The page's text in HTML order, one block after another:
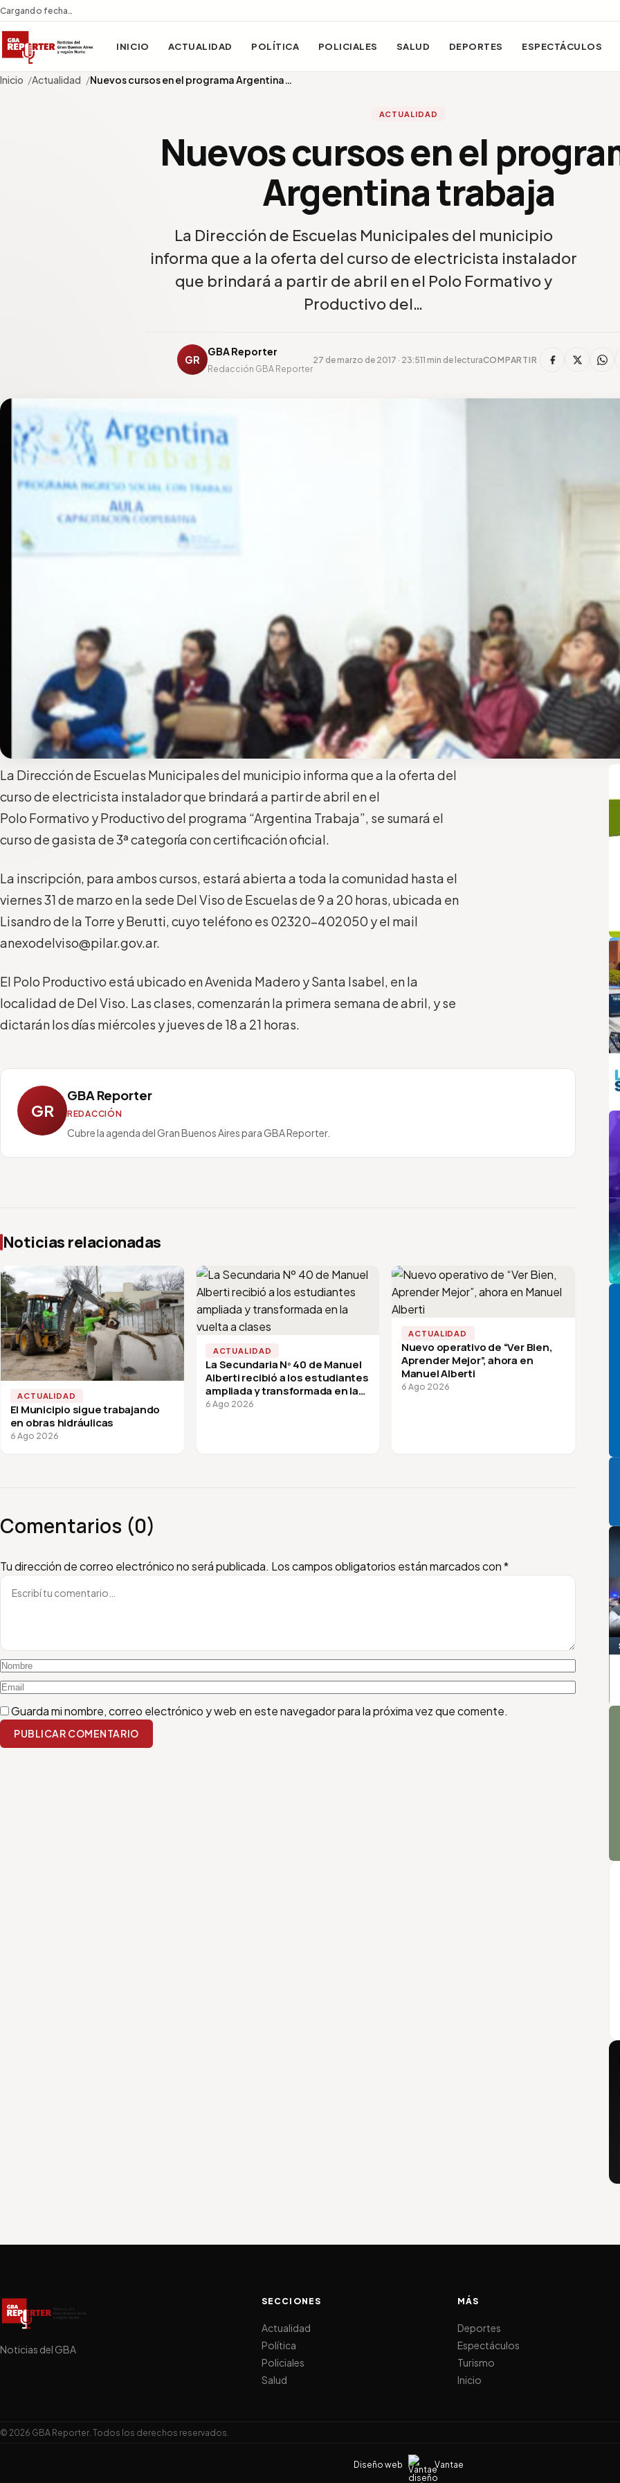
Cargando fecha…
INICIO ACTUALIDAD POLÍTICA POLICIALES SALUD DEPORTES ESPECTÁCULOS
Inicio Actualidad Nuevos cursos en el programa Argentina…
ACTUALIDAD
Nuevos cursos en el
Argentina trabaja
La Dirección de Escuelas Municipales del municipio
informa que a la oferta del curso de electricista instalador
que brindará a partir de abril en el Polo Formativo y
Productivo del…
GR
GBA Reporter
Redacción GBA Reporter
27 de marzo de 2017 · 23:511 min de lecturaCOMPARTIR
La Dirección de Escuelas Municipales del municipio informa que a la oferta del
curso de electricista instalador que brindará a partir de abril en el
Polo Formativo y Productivo del programa “Argentina Trabaja”, se sumará el
curso de gasista de 3ª categoría con certificación oficial.
La inscripción, para ambos cursos, estará abierta a toda la comunidad hasta el
viernes 31 de marzo en la sede Del Viso de Escuelas de 9 a 20 horas, ubicada en
Lisandro de la Torre y Berutti, cuyo teléfono es 02320-402050 y el mail
anexodelviso@pilar.gov.ar.
El Polo Productivo está ubicado en Avenida Madero y Santa Isabel, en la
localidad de Del Viso. Las clases, comenzarán la primera semana de abril, y se
dictarán los días miércoles y jueves de 18 a 21 horas.
GR
GBA Reporter
REDACCIÓN
Cubre la agenda del Gran Buenos Aires para GBA Reporter.
Noticias relacionadas
ACTUALIDAD
El Municipio sigue trabajando
en obras hidráulicas
6 Ago 2026
ACTUALIDAD
La Secundaria Nº 40 de Manuel
Alberti recibió a los estudiantes
ampliada y transformada en la
vuelta a clases
6 Ago 2026
ACTUALIDAD
Nuevo operativo de “Ver Bien,
Aprender Mejor”, ahora en
Manuel Alberti
6 Ago 2026
Comentarios (0)
Tu dirección de correo electrónico no será publicada. Los campos obligatorios están marcados con*
Escribí tu comentario
Nombre
Email
Guarda mi nombre, correo electrónico y web en este navegador para la próxima vez que comente.
PUBLICAR COMENTARIO
Noticias del GBA
SECCIONES
Actualidad
Política
Policiales
Salud
MÁS
Deportes
Espectáculos
Turismo
Inicio
© 2026 GBA Reporter. Todos los derechos reservados.
Diseño web Vantae